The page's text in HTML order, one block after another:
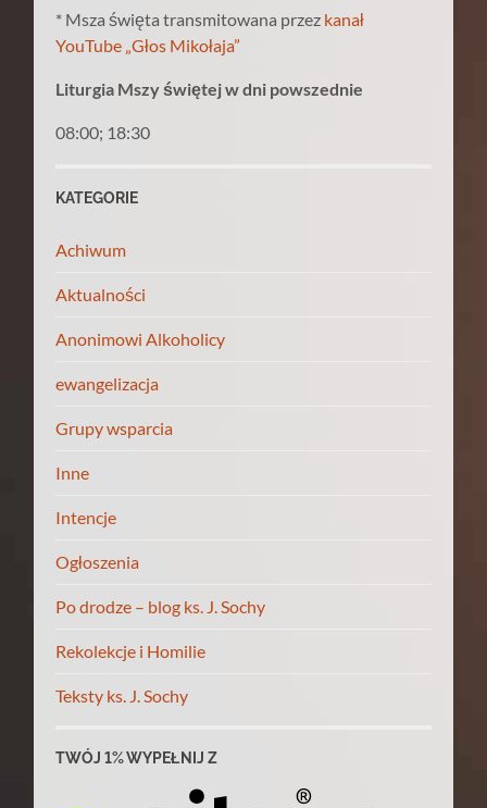
* Msza święta transmitowana przez kanał
YouTube „Głos Mikołaja”
Liturgia Mszy świętej w dni powszednie
08:00; 18:30
KATEGORIE
Achiwum
Aktualności
Anonimowi Alkoholicy
ewangelizacja
Grupy wsparcia
Inne
Intencje
Ogłoszenia
Po drodze – blog ks. J. Sochy
Rekolekcje i Homilie
Teksty ks. J. Sochy
TWÓJ 1% WYPEŁNIJ Z